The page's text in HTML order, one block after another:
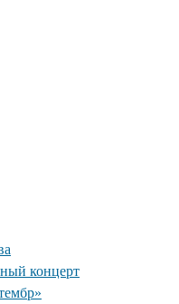
концерт